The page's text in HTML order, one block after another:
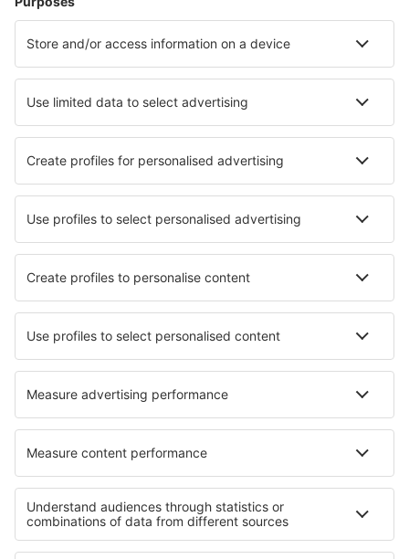
Hotely v Neapoli Hotely v Římě Hotely v Palermu
Hotely in Peschiera del Garda Hotely in Verbania
Hotely in Fiumicino Hotely in Castiglione del Lago
Nejlepší hotely - města
Hotely in Richton Park Hotely in Margerie-Hancourt
Hotely in Sercoeur Hotely in Topas Hotely in Rincon
Hotely in Padron Hotely in Magny-Jobert
Nejlepší hotely - regiony
Hotely in Abruzzo Hotely na Benátské riviéře
Hotely na pobřeží Rimini Hotely ve Val di Pejo
Hotely in Italy - ski Hotely v Belgii